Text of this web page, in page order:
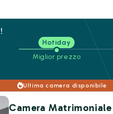
Hotiday
Miglior prezzo
Ultima camera disponibile
Camera Matrimoniale